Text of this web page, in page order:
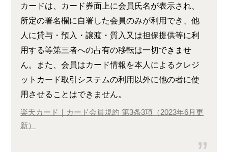
カードは、カード券面上に会員氏名が表示され、
所定の署名欄に自署した会員のみが利用でき、他
人に貸与・預入・譲渡・質入又は担保提供等に利
用する等第三者への占有の移転は一切できませ
ん。また、会員はカード情報を本人によるクレジ
ットカード取引システムの利用以外に他の者に使
用させることはできません。
楽天カード｜カード会員規約 第3条3項（2023年6月更
新）